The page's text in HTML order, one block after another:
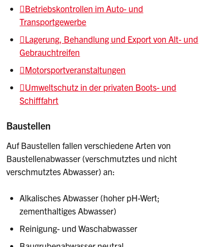
Betriebskontrollen im Auto- und
Transportgewerbe
Lagerung, Behandlung und Export von Alt- und
Gebrauchtreifen
Motorsportveranstaltungen
Umweltschutz in der privaten Boots- und
Schifffahrt
Baustellen
Auf Baustellen fallen verschiedene Arten von
Baustellenabwasser (verschmutztes und nicht
verschmutztes Abwasser) an:
Alkalisches Abwasser (hoher pH-Wert;
zementhaltiges Abwasser)
Reinigung- und Waschabwasser